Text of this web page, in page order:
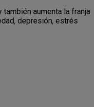
también aumenta la franja
depresión, estrés